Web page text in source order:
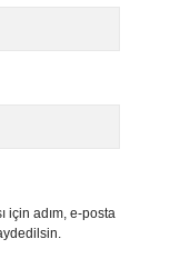
için adım, e-posta